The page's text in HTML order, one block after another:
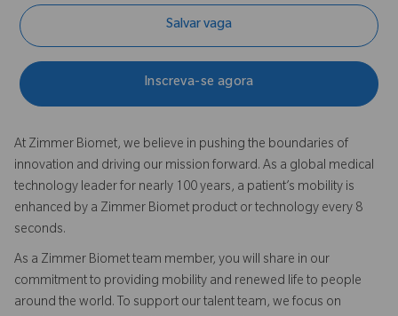
Salvar vaga
Inscreva-se agora
At Zimmer Biomet, we believe in pushing the boundaries of
innovation and driving our mission forward. As a global medical
technology leader for nearly 100 years, a patient’s mobility is
enhanced by a Zimmer Biomet product or technology every 8
seconds.
As a Zimmer Biomet team member, you will share in our
commitment to providing mobility and renewed life to people
around the world. To support our talent team, we focus on